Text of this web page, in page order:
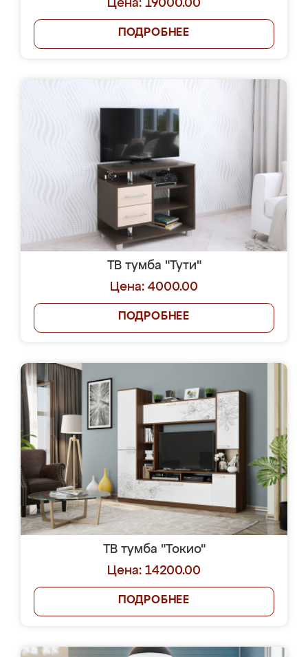
Цена: 19000.00
ПОДРОБНЕЕ
ТВ тумба "Тути"
Цена: 4000.00
ПОДРОБНЕЕ
ТВ тумба "Токио"
Цена: 14200.00
ПОДРОБНЕЕ